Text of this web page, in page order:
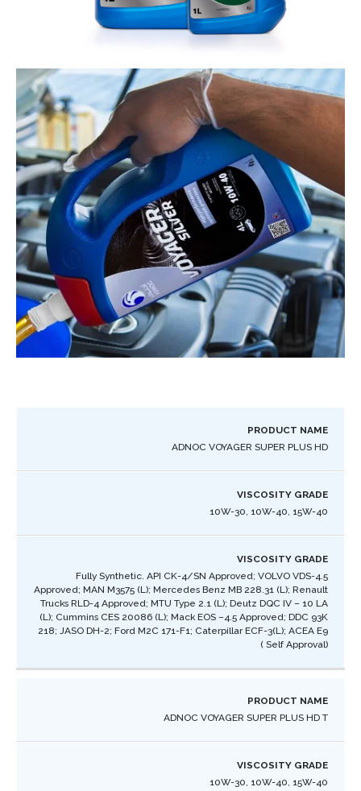
Product
ADNOC VOYAGER SUPER PLUS HD
10W-30, 10W-40, 15W-40
Fully Synthetic. API CK-4/SN Approved; VOLVO VDS-4.5
Approved; MAN M3575 (L); Mercedes Benz MB 228.31 (L); Renault
Trucks RLD-4 Approved; MTU Type 2.1 (L); Deutz DQC IV – 10 LA
(L); Cummins CES 20086 (L); Mack EOS –4.5 Approved; DDC 93K
218; JASO DH-2; Ford M2C 171-F1; Caterpillar ECF-3(L); ACEA E9
( Self Approval) ​
ADNOC VOYAGER SUPER PLUS HD T
10W-30, 10W-40, 15W-40